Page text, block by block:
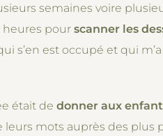
semaines voire
heures pour scanner les
s’en est occupé et qui
était de donner aux
mots auprès des plus